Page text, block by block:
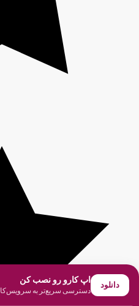
دانلود
اپ کارو رو نصب کن
دسترسی سریع‌تر به